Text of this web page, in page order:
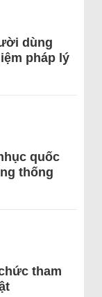
dùng
pháp lý
quốc
thống
tham